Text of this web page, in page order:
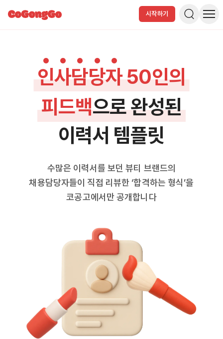
시작하기
시작하기 기업 서비스
인사담당자 50인의
피드백으로 완성된
이력서 템플릿
수많은 이력서를 보던 뷰티 브랜드의
채용담당자들이 직접 리뷰한 ‘합격하는 형식’을
코공고에서만 공개합니다